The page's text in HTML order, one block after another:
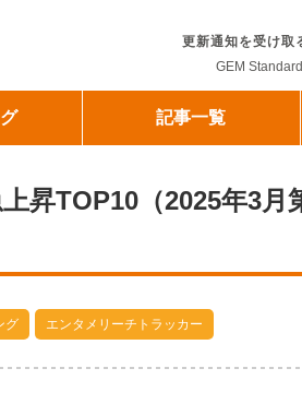
更新通知を受け取
GEM
記事一覧
昇TOP10（2025年3月
グ エンタメリーチトラッカー